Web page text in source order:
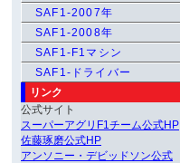
SAF1-2007年
SAF1-2008年
SAF1-F1マシン
SAF1-ドライバー
リンク
公式サイト
スーパーアグリF1チーム公式HP
佐藤琢磨公式HP
アンソニー・デビッドソン公式